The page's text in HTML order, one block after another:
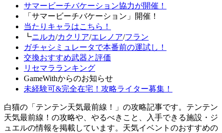
サマービーチバケーション協力が開催！
「サマービーチバケーション」開催！
当たりキャラはこちら！
┗ニルカ/カクリア/エレノア/フラン
ガチャシミュレータで本番前の運試し！
交換おすすめ武器と評価
リセマラランキング
GameWithからのお知らせ
未経験可&完全在宅！攻略ライター募集！
白猫の「テンテン天気最前線！」の攻略記事です。テンテン
天気最前線！の攻略や、やるべきこと、入手できる施設・ジ
ュエルの情報を掲載しています。天気イベントのおすすめの